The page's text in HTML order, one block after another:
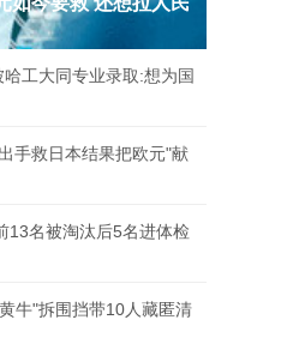
工大同专业录取:想为国
手救日本结果把欧元"献
13名被淘汰后5名进体检
牛"拆围挡带10人藏匿清